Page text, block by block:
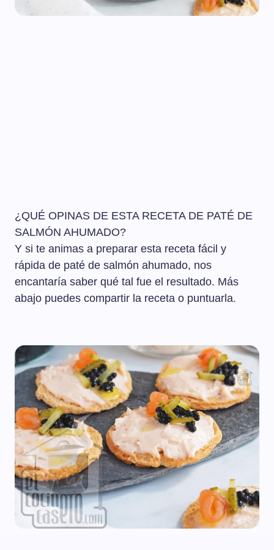
¿QUÉ OPINAS DE ESTA RECETA DE PATÉ DE
SALMÓN AHUMADO?
Y si te animas a preparar esta receta fácil y
rápida de paté de salmón ahumado, nos
encantaría saber qué tal fue el resultado. Más
abajo puedes compartir la receta o puntuarla.